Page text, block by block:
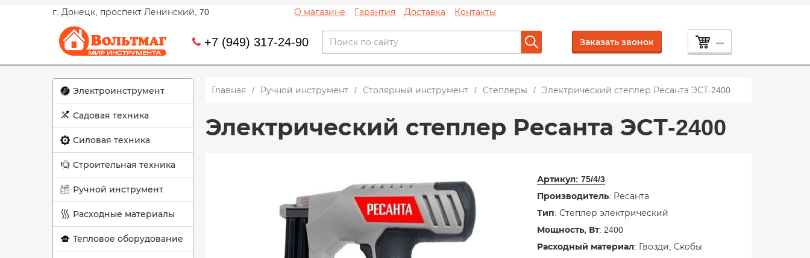
г. Донецк, проспект Ленинский, 70 О магазине Гарантия Доставка Контакты
+7 (949) 317-24-90 Заказать звонок —
Электроинструмент
Садовая техника
Силовая техника
Строительная техника
Ручной инструмент
Расходные материалы
Тепловое оборудование
Главная Ручной инструмент Столярный инструмент Степлеры Электрический степлер Ресанта ЭСТ-2400
Электрический степлер Ресанта ЭСТ-2400
Артикул: 75/4/3
Производитель: Ресанта
Тип: Степлер электрический
Мощность, Вт: 2400
Расходный материал: Гвозди, Скобы